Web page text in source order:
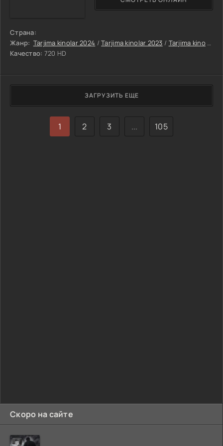
Скоро на сайте
Страна:
Жанр: Tarjima kinolar 2024 /Tarjima kinolar 2023 / Tarjima kino/
Качество: 720 HD
ЗАГРУЗИТЬ ЕЩЕ
1 2 3 ... 105